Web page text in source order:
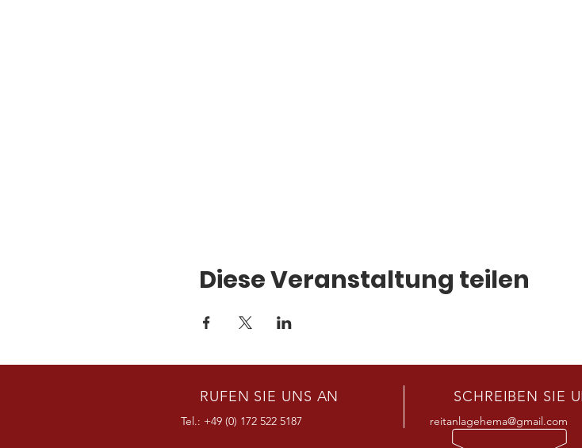
Diese Veranstaltung teilen
RUFEN SIE UNS AN
Tel.: +49 (0) 172 522 5187
SCHREIBEN SIE
reitanlagehema@gmail.com